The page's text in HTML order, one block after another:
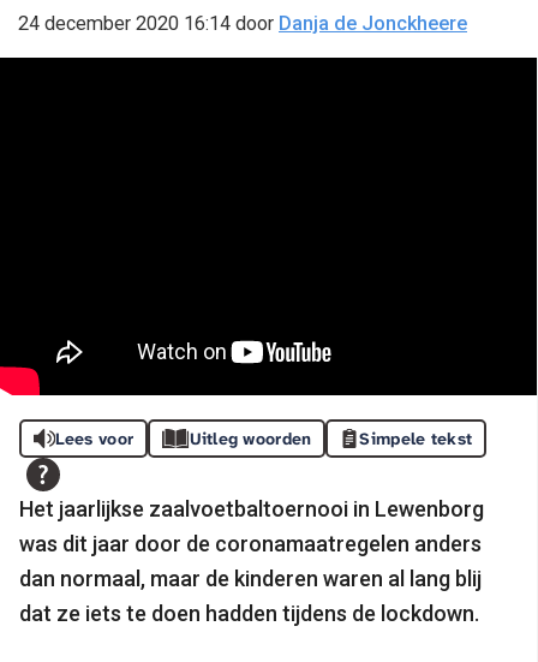
24 december 2020 16:14 door Danja de Jonckheere
Lees voor Uitleg woorden Simpele tekst
Het jaarlijkse zaalvoetbaltoernooi in Lewenborg
was dit jaar door de coronamaatregelen anders
dan normaal, maar de kinderen waren al lang blij
dat ze iets te doen hadden tijdens de lockdown.